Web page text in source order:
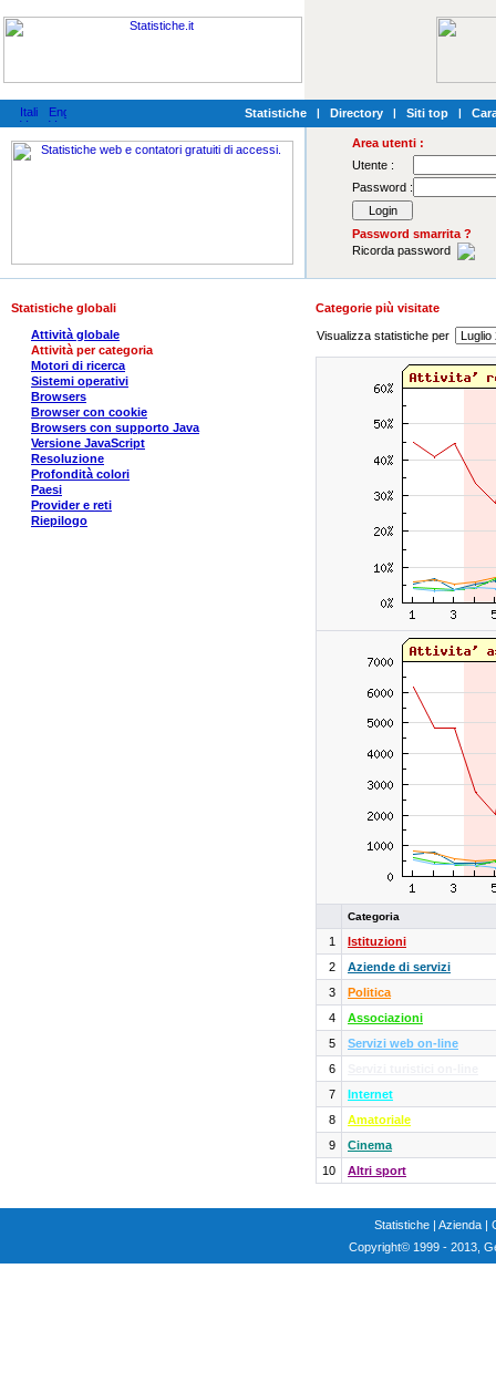
Statistiche | Directory | Siti top |
Area utenti :
Utente :
Password :
Password smarrita ?
Ricorda password
Statistiche globali
Attività globale
Attività per categoria
Motori di ricerca
Sistemi operativi
Browsers
Browser con cookie
Browsers con supporto Java
Versione JavaScript
Resoluzione
Profondità colori
Paesi
Provider e reti
Riepilogo
Categorie più visitate
Visualizza statistiche per
Categoria
1
Istituzioni
2
Aziende di servizi
3
Politica
4
Associazioni
5
Servizi web on-line
6
7
Internet
8
Amatoriale
9
Cinema
10
Altri sport
Statistiche | Azienda |
Copyright© 1999 - 2013,